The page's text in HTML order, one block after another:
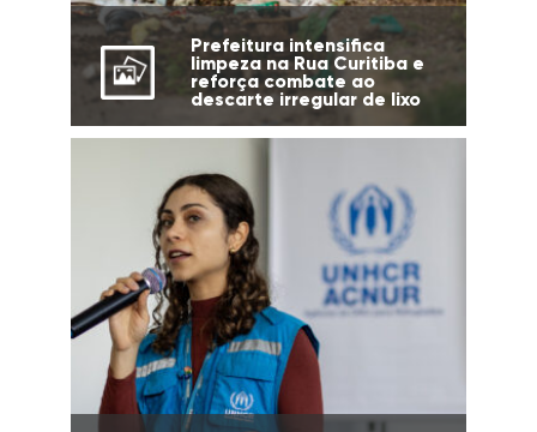
Prefeitura intensifica
limpeza na Rua Curitiba e
reforça combate ao
descarte irregular de lixo